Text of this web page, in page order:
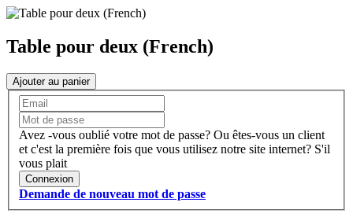
Table pour deux (French)
Ajouter au panier
Avez -vous oublié votre mot de passe? Ou êtes-vous un client
et c'est la première fois que vous utilisez notre site internet? S'il
vous plait
Connexion
Demande de nouveau mot de passe